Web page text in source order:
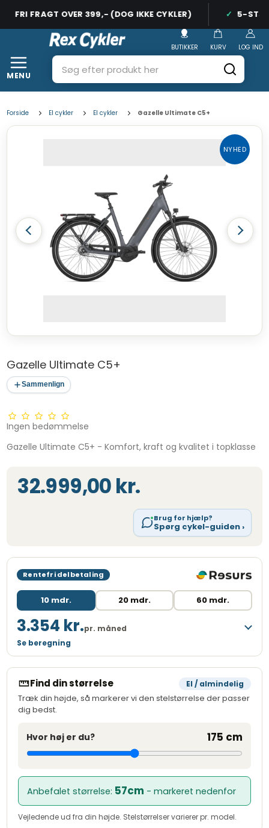
FRI FRAGT OVER 399,- (DOG IKKE CYKLER) 5-
MENU
LOG IND
BUTIKKER KURV
Forside El cykler El cykler Gazelle Ultimate C5+
NYHED
Gazelle Ultimate C5+
Sammenlign
Ingen bedømmelse
Gazelle Ultimate C5+ - Komfort, kraft og kvalitet i topklasse
32.999,00 kr.
Brug for hjælp?
Spørg cykel-guiden ›
Rentefri delbetaling
10 mdr. 20 mdr. 60 mdr.
3.354 kr.pr. måned
Se beregning
Månedlig ydelse
3.354,00 kr.
Kreditbeløb
32.999,00 kr.
Variabel debitorrente
Oprettelsesgebyr
249,00 kr.
Administrationsgebyr/md.
29,00 kr.
Kreditomkostninger
539,00 kr.
Samlet beløb at betale
33.538,00 kr.
Se fuld beregning hos Resurs Bank ›
Find din størrelse El / almindelig
Træk din højde, så markerer vi den stelstørrelse der passer
dig bedst.
Hvor høj er du? 175 cm
Anbefalet størrelse: 57cm - markeret nedenfor
Vejledende ud fra din højde. Stelstørrelser varierer pr. model.